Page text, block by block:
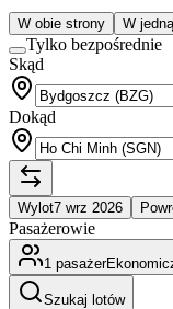
W obie strony W
Tylko bezpośrednie
Skąd
Dokąd
Wylot7 wrz 2026
Pasażerowie
1 pasażer
Szukaj lotów